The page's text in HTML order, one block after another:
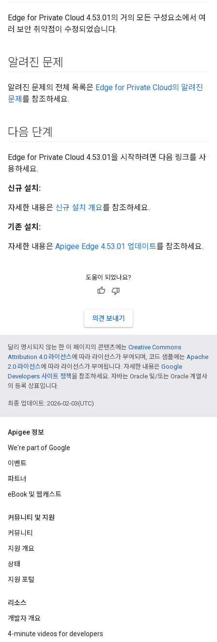
Edge for Private Cloud 4.53.01의 거의 모든 구성요소에서 여
러 보안 취약점이 수정되었습니다.
알려진 문제
알려진 문제의 전체 목록은 Edge for Private Cloud의 알려진
문제 를 참조하세요.
다음 단계
Edge for Private Cloud 4.53.01을 시작하려면 다음 링크를 사
용하세요.
신규 설치:
자세한 내용은 신규 설치 개요를 참조하세요.
기존 설치:
자세한 내용은 Apigee Edge 4.53.01 업데이트를 참조하세요.
도움이 되었나요?
의견 보내기
달리 명시되지 않는 한 이 페이지의 콘텐츠에는 Creative Commons
Attribution 4.0 라이선스에 따라 라이선스가 부여되며, 코드 샘플에는 Apache
2.0 라이선스에 따라 라이선스가 부여됩니다. 자세한 내용은 Google
Developers 사이트 정책을 참조하세요. 자바는 Oracle 및/또는 Oracle 계열사
의 등록 상표입니다.
최종 업데이트: 2026-02-03(UTC)
Apigee 정보
We're part of Google
이벤트
파트너
eBook 및 웹캐스트
커뮤니티 및 지원
커뮤니티
지원 개요
상태
지원 포털
리소스
개발자 개요
4-minute videos for developers